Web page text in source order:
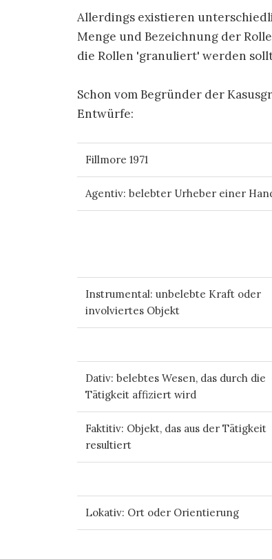
Allerdings existieren
Menge und Bezeichnung der
die Rollen 'granuliert' werden
Schon vom Begründer der
Entwürfe:
Fillmore 1971
Agentiv: belebter Urheber einer
Instrumental: unbelebte Kraft oder
involviertes Objekt
Dativ: belebtes Wesen, das durch die
Tätigkeit affiziert wird
Faktitiv: Objekt, das aus der Tätigkeit
resultiert
Lokativ: Ort oder Orientierung